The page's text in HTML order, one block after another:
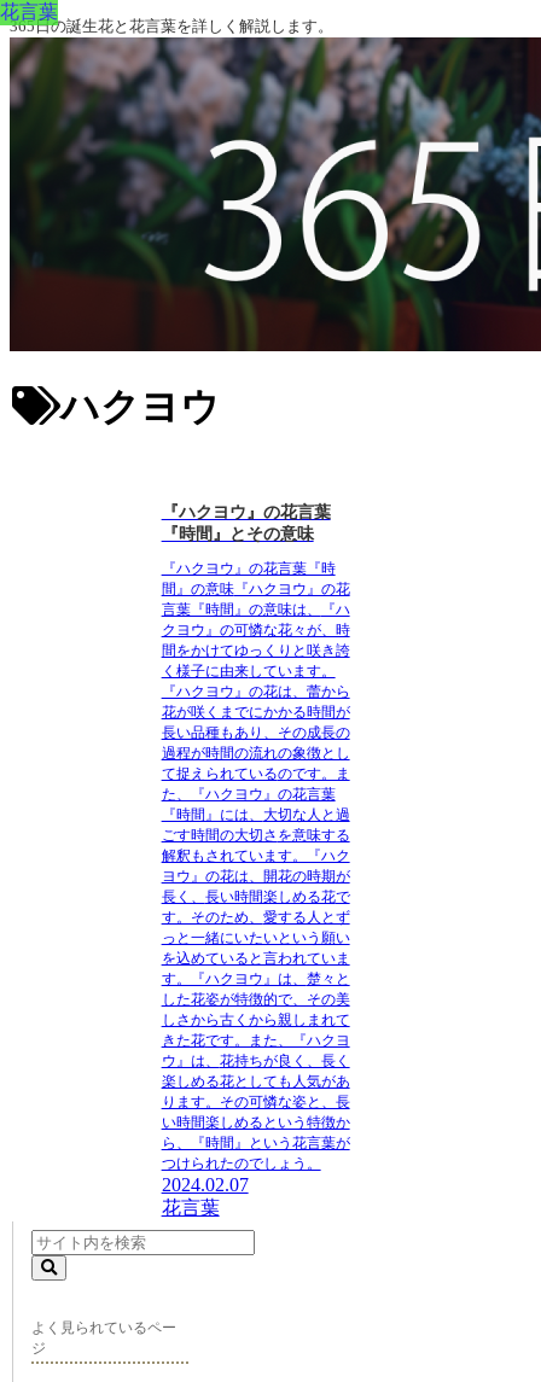
365日の誕生花と花言葉を詳しく解説します。
ハクヨウ
花言葉
『ハクヨウ』の花言葉
『時間』とその意味
『ハクヨウ』の花言葉『時
間』の意味『ハクヨウ』の花
言葉『時間』の意味は、
『ハ
クヨウ』の可憐な花々が、時
間をかけてゆっくりと咲き誇
く様子に由来しています。
『ハクヨウ』の花は、蕾から
花が咲くまでにかかる時間が
長い品種もあり、その成長の
過程が時間の流れの象徴とし
て捉えられているのです。ま
た、『ハクヨウ』の花言葉
『時間』には、 大切な人と過
ごす時間の大切さ を意味する
解釈もされています。『ハク
ヨウ』の花は、開花の時期が
長く、 長い時間楽しめる花で
す。そのため、 愛する人とず
っと一緒にいたいという願い
を込めていると言われていま
す。『ハクヨウ』は、 楚々と
した花姿が特徴的で、その美
しさから古くから親しまれて
きた花です。また、『ハクヨ
ウ』は、 花持ちが良く、長く
楽しめる花としても人気があ
ります。その可憐な姿と、長
い時間楽しめるという特徴か
ら、『時間』という花言葉が
つけられたのでしょう。
2024.02.07
花言葉
よく見られているペー
ジ